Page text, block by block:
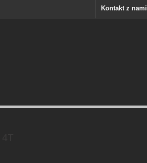
Kontakt z nami